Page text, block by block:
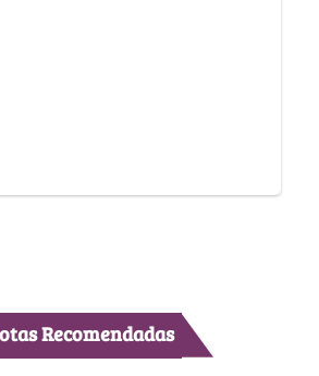
Recomendadas